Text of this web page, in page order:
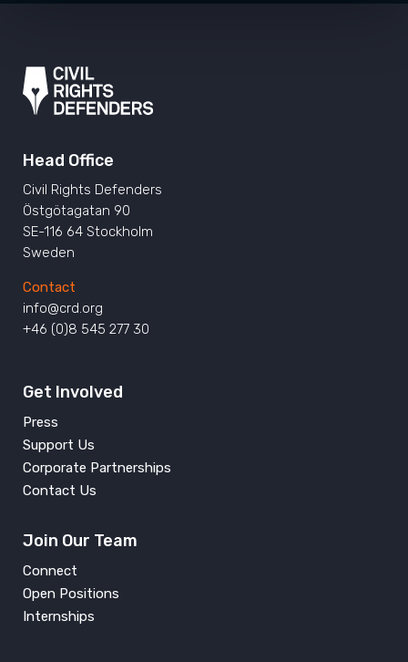
Head Office
Civil Rights Defenders
Östgötagatan 90
SE-116 64 Stockholm
Sweden
Contact
info@crd.org
+46 (0)8 545 277 30
Get Involved
Press
Support Us
Corporate Partnerships
Contact Us
Join Our Team
Connect
Open Positions
Internships